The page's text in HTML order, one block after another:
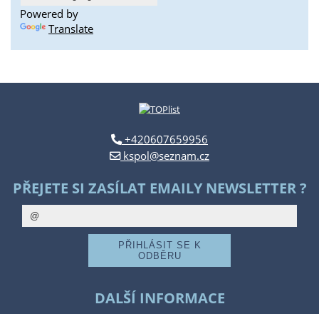
Powered by
Translate
+420607659956
kspol@seznam.cz
PŘEJETE SI ZASÍLAT EMAILY NEWSLETTER ?
DALŠÍ INFORMACE